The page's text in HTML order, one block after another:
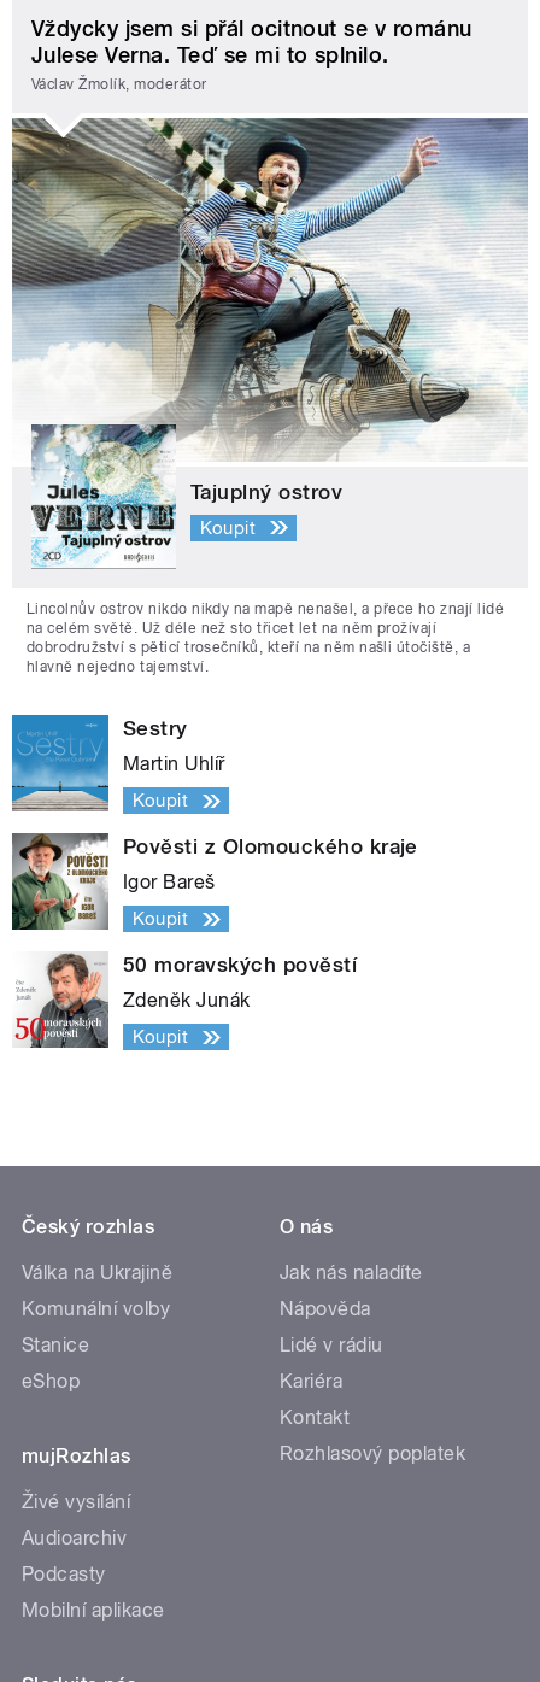
Vždycky jsem si přál ocitnout se v románu
Julese Verna. Teď se mi to splnilo.
Václav Žmolík, moderátor
Tajuplný ostrov
Koupit
Lincolnův ostrov nikdo nikdy na mapě nenašel, a přece ho znají lidé
na celém světě. Už déle než sto třicet let na něm prožívají
dobrodružství s pěticí trosečníků, kteří na něm našli útočiště, a
hlavně nejedno tajemství.
Sestry
Martin Uhlíř
Koupit
Pověsti z Olomouckého kraje
Igor Bareš
Koupit
50 moravských pověstí
Zdeněk Junák
Koupit
Český rozhlas
Válka na Ukrajině
Komunální volby
Stanice
eShop
mujRozhlas
Živé vysílání
Audioarchiv
Podcasty
Mobilní aplikace
O nás
Jak nás naladíte
Nápověda
Lidé v rádiu
Kariéra
Kontakt
Rozhlasový poplatek